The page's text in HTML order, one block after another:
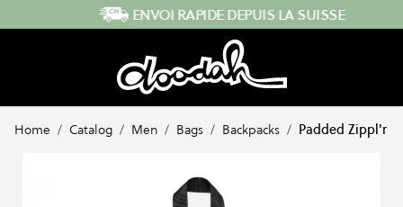
Skip to Content ENVOI RAPIDE DEPUIS LA SUISSE
Home / Catalog / Men / Bags / Backpacks / Padded Zippl'r